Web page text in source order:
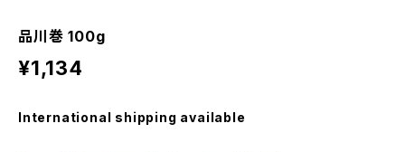
品川巻 100g
¥1,134
International shipping available